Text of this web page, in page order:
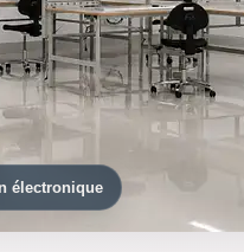
électronique